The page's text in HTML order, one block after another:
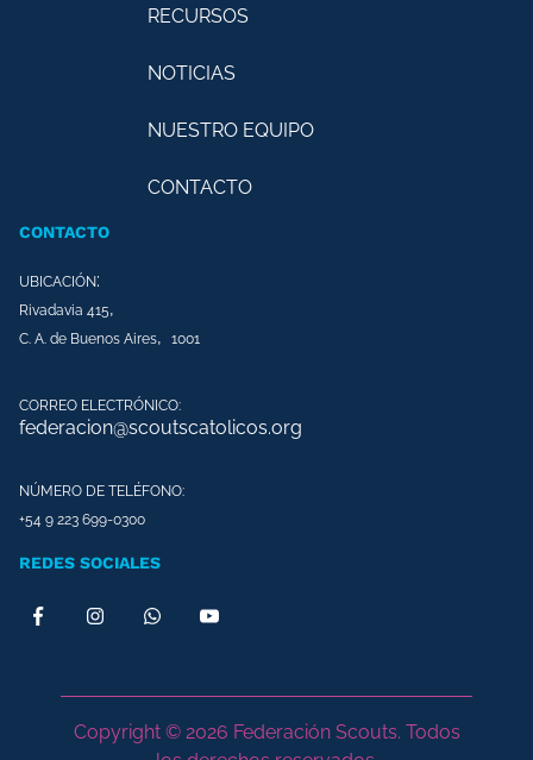
RECURSOS
NOTICIAS
NUESTRO EQUIPO
CONTACTO
CONTACTO
UBICACIÓN:
Rivadavia 415,
C. A. de Buenos Aires, 1001
CORREO ELECTRÓNICO:
federacion@scoutscatolicos.org
NÚMERO DE TELÉFONO:
+54 9 223 699-0300
REDES SOCIALES
Copyright © 2026 Federación Scouts. Todos